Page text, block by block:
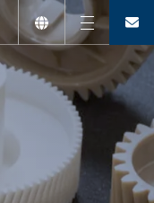
Tiếng Việt
English
日本語